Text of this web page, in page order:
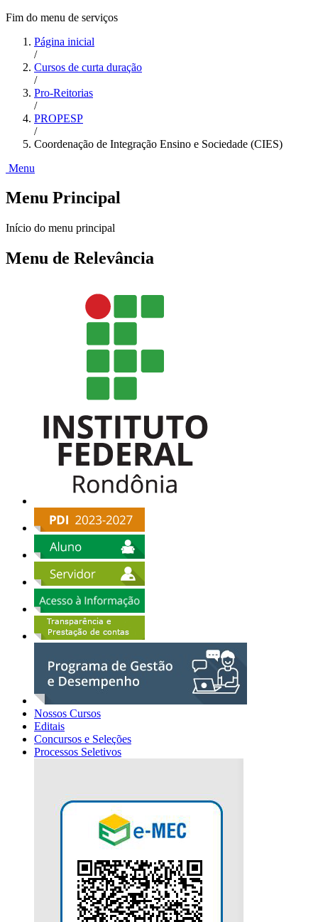
Fim do menu de serviços
Página inicial
/
Cursos de curta duração
/
Pro-Reitorias
/
PROPESP
/
Coordenação de Integração Ensino e Sociedade (CIES)
Menu
Menu Principal
Início do menu principal
Menu de Relevância
Nossos Cursos
Editais
Concursos e Seleções
Processos Seletivos